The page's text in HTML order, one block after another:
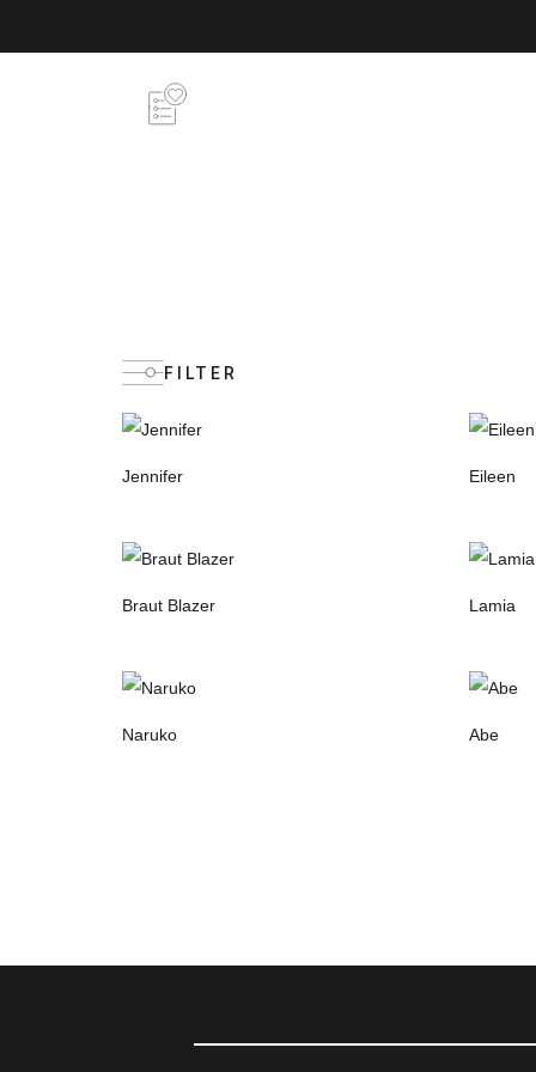
FILTER
Jennifer Eileen
Braut Blazer Lamia
Naruko Abe